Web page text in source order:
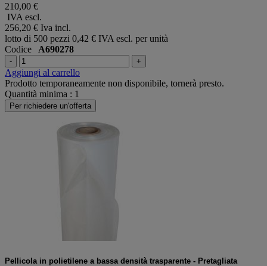
210,00 €
IVA escl.
256,20 € Iva incl.
lotto di 500 pezzi 0,42 € IVA escl. per unità
Codice A690278
- +
Aggiungi al carrello
Prodotto temporaneamente non disponibile, tornerà presto.
Quantità minima : 1
Per richiedere un'offerta
Pellicola in polietilene a bassa densità trasparente - Pretagliata